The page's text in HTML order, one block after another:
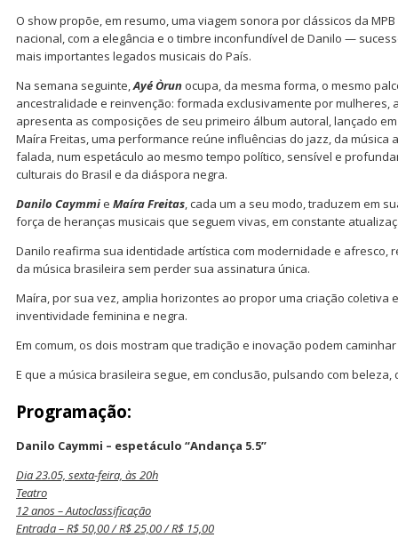
O show propõe, em resumo, uma viagem sonora por clássicos da
nacional, com a elegância e o timbre inconfundível de Danilo —
mais importantes legados musicais do País.
Na semana seguinte,Ayé Òrun ocupa, da mesma forma, o mesmo
ancestralidade e reinvenção: formada exclusivamente por mulheres,
apresenta as composições de seu primeiro álbum autoral, lançado
Maíra Freitas, uma performance reúne influências do jazz, da música
falada, num espetáculo ao mesmo tempo político, sensível e
culturais do Brasil e da diáspora negra.
Danilo Caymmie Maíra Freitas, cada um a seu modo, traduzem em
força de heranças musicais que seguem vivas, em constante
Danilo reafirma sua identidade artística com modernidade e afresco,
da música brasileira sem perder sua assinatura única.
Maíra, por sua vez, amplia horizontes ao propor uma criação coletiva
inventividade feminina e negra.
Em comum, os dois mostram que tradição e inovação podem
E que a música brasileira segue, em conclusão, pulsando com
Programação:
Danilo Caymmi – espetáculo “Andança 5.5”
Dia 23.05, sexta-feira, às 20h
Teatro
12 anos – Autoclassificação
Entrada – R$ 50,00 / R$ 25,00 / R$ 15,00